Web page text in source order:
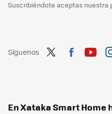
Suscribiéndote aceptas nuestra
Síguenos
En Xataka Smart Home